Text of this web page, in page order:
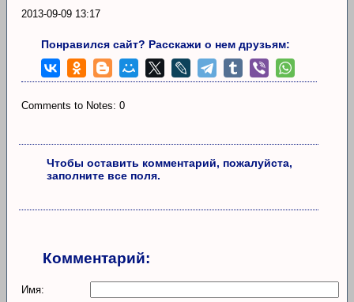
2013-09-09 13:17
Понравился сайт? Расскажи о нем друзьям:
Comments to Notes: 0
Чтобы оставить комментарий, пожалуйста,
заполните все поля.
Комментарий:
Имя: